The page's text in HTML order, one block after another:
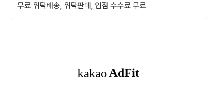
무료 위탁배송, 위탁판매, 입점 수수료 무료